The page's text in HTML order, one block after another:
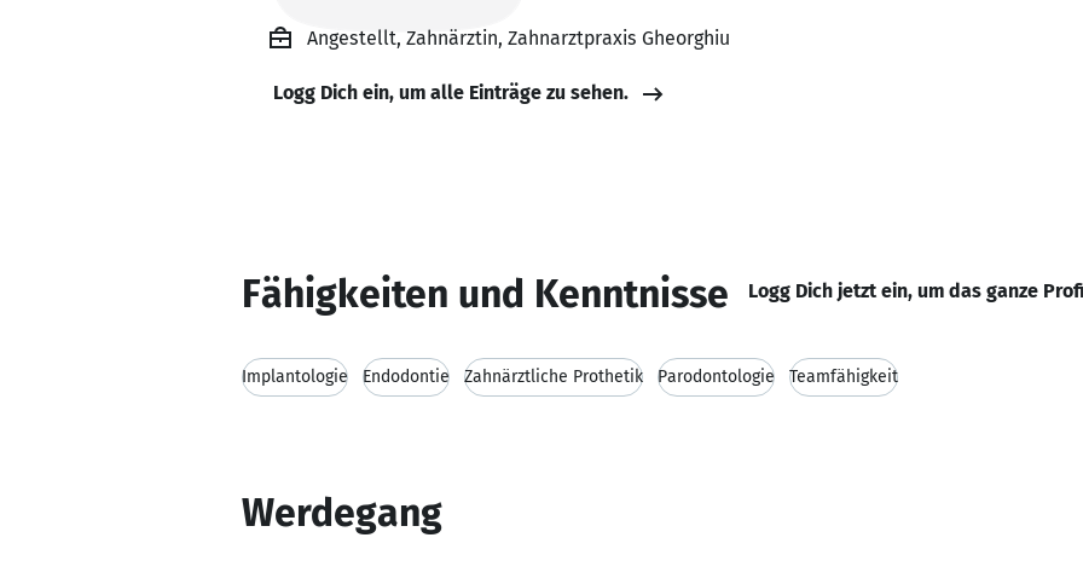
Angestellt, Zahnärztin, Zahnarztpraxis Gheorghiu
Logg Dich ein, um alle Einträge zu sehen.
Fähigkeiten und Kenntnisse Logg Dich jetzt ein, um das ganze
Implantologie Endodontie Zahnärztliche Prothetik Parodontologie Teamfähigkeit
Werdegang